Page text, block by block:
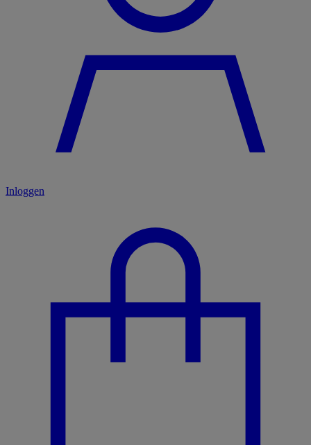
Inloggen